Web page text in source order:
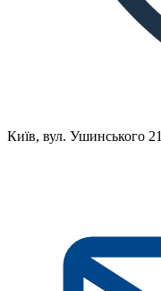
Київ, вул. Ушинського 21